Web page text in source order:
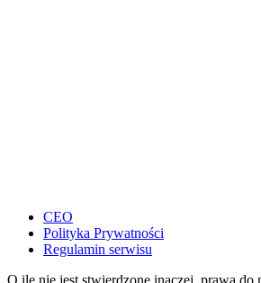
CEO
Polityka Prywatności
Regulamin serwisu
O ile nie jest stwierdzone inaczej, prawa do